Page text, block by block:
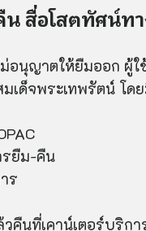
น สื่อโสตทัศน์ท
อนุญาตให้ยืมออก ผู้ใ
เด็จพระเทพรัตน์ โด
ยืม-คืน
ร
คืนที่เคาน์เตอร์บริกา